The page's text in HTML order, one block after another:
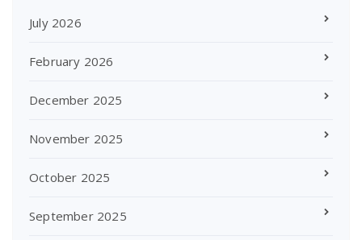
July 2026
February 2026
December 2025
November 2025
October 2025
September 2025